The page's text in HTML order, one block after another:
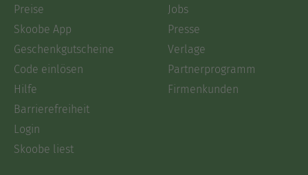
Preise
Skoobe App
Geschenkgutscheine
Code einlösen
Hilfe
Barrierefreiheit
Login
Skoobe liest
Jobs
Presse
Verlage
Partnerprogramm
Firmenkunden